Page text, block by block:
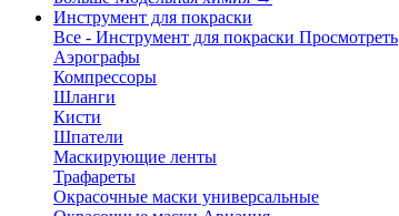
Инструмент для покраски
Все - Инструмент для покраски Просмотреть
Аэрографы
Компрессоры
Шланги
Кисти
Шпатели
Маскирующие ленты
Трафареты
Окрасочные маски универсальные